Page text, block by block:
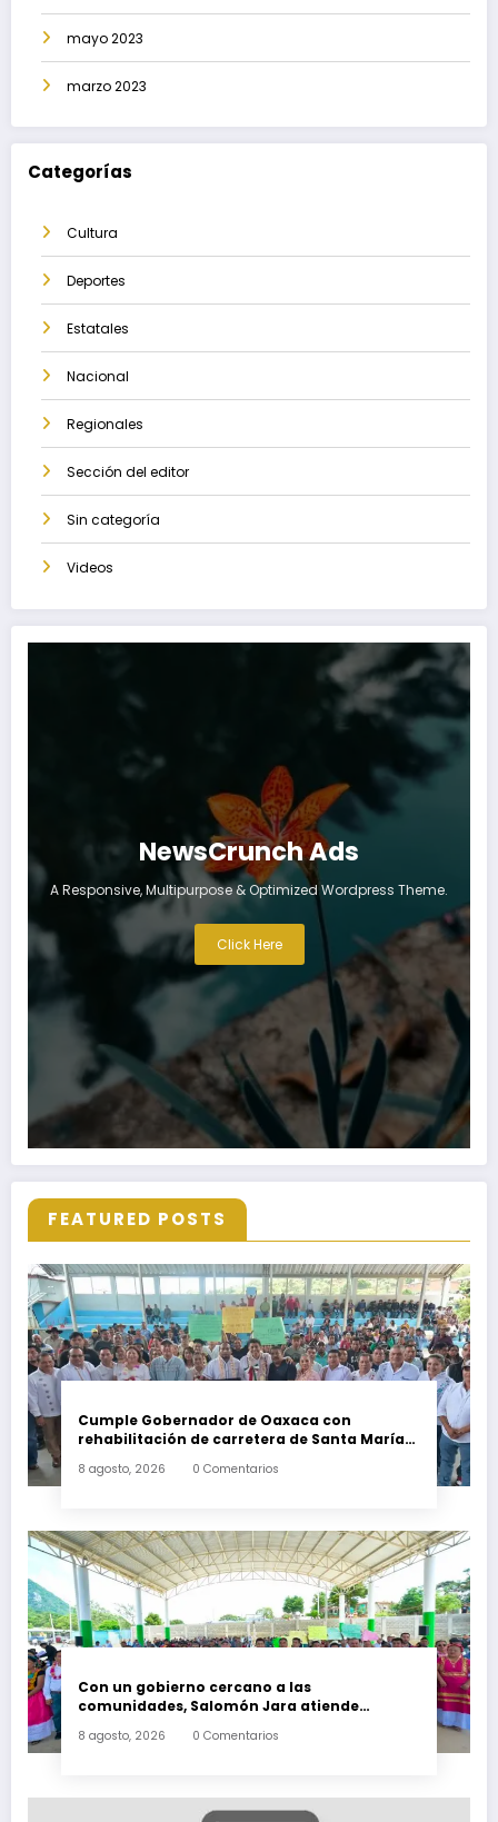
mayo 2023
marzo 2023
Categorías
Cultura
Deportes
Estatales
Nacional
Regionales
Sección del editor
Sin categoría
Videos
NewsCrunch Ads
A Responsive, Multipurpose & Optimized Wordpress Theme.
Click Here
FEATURED POSTS
Cumple Gobernador de Oaxaca con
rehabilitación de carretera de Santa María
8 agosto, 2026 0 Comentarios
Con un gobierno cercano a las
comunidades, Salomón Jara atiende
Tenango
8 agosto, 2026 0 Comentarios